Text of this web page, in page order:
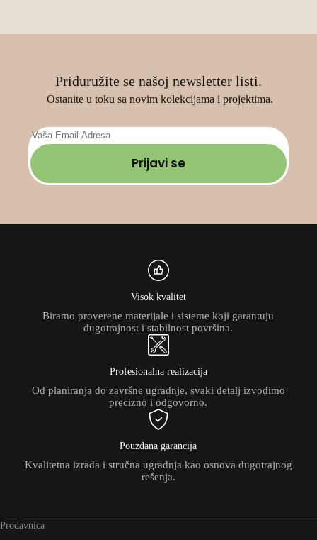
Priduružite se našoj newsletter listi.
Ostanite u toku sa novim kolekcijama i projektima.
Prijavi se
Visok kvalitet
Biramo proverene materijale i sisteme koji garantuju
dugotrajnost i stabilnost površina.
Profesionalna realizacija
Od planiranja do završne ugradnje, svaki detalj izvodimo
precizno i odgovorno.
Pouzdana garancija
Kvalitetna izrada i stručna ugradnja kao osnova dugotrajnog
rešenja.
Prodavnica